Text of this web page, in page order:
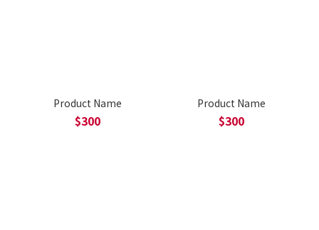
Product Name
$300
Product Name
$300